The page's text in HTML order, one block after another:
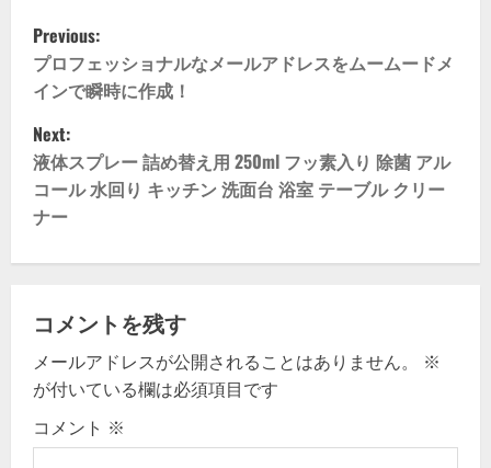
P
o
s
t
n
a
i
g
a
Previous:
プロフェッショナルなメールアドレスをムームードメ
インで瞬時に作成！
Next:
液体スプレー 詰め替え用 250ml フッ素入り 除菌 アル
コール 水回り キッチン 洗面台 浴室 テーブル クリー
ナー
コメントを残す
メールアドレスが公開されることはありません。
※
が付いている欄は必須項目です
コメント ※